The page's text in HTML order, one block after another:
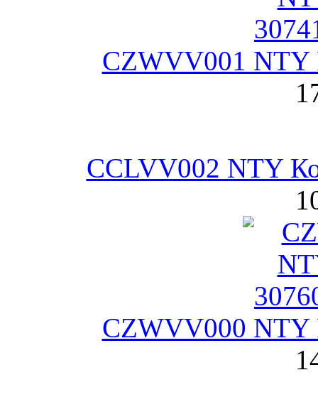
CZWVV001 NTY
CCLVV002 NTY
CZWVV000 NTY